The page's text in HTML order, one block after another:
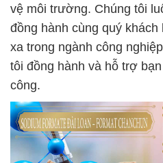
vệ môi trường. Chúng tôi
đồng hành cùng quý
xa trong ngành công
tôi đồng hành và hỗ trợ
công.